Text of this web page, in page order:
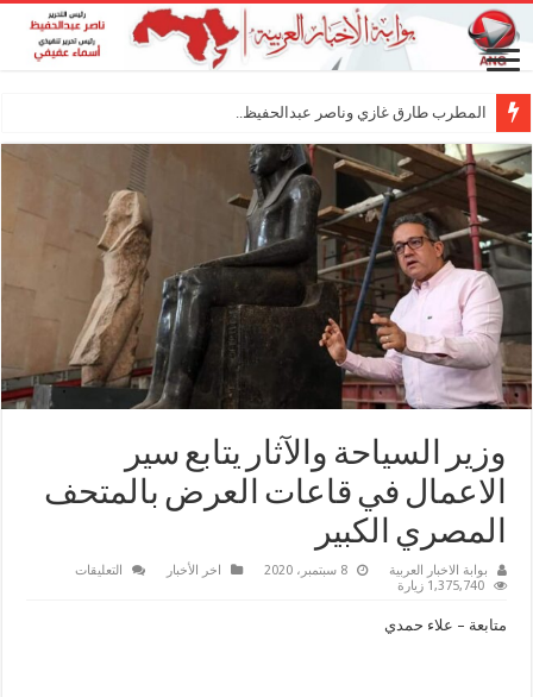
المطرب طارق غازي وناصر عبدالحفيظ.. شراكة فن
وزير السياحة والآثار يتابع سير
الاعمال في قاعات العرض بالمتحف
المصري الكبير
بوابة الاخبار العربية 8 سبتمبر، 2020 اخر الأخبار التعليقات
1,375,740 زيارة
متابعة – علاء حمدي